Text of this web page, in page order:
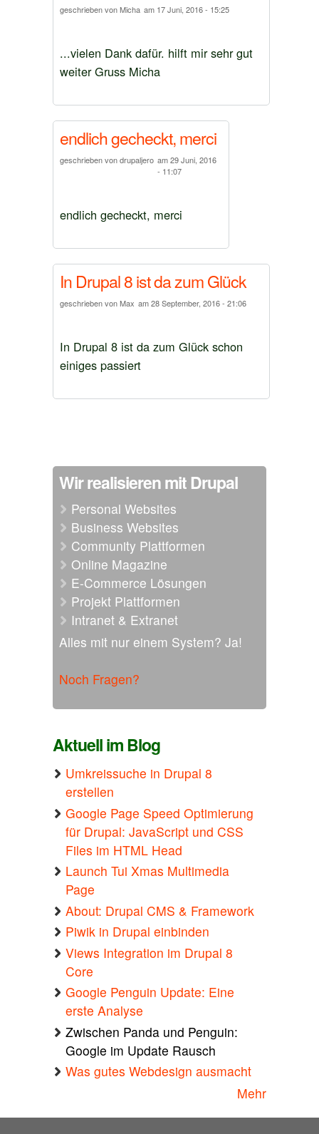
geschrieben vonMicha am 17 Juni, 2016 - 15:25
...vielen Dank dafür. hilft mir sehr gut
weiter Gruss Micha
endlich gecheckt, merci
geschrieben vondrupaljero am29 Juni, 2016
- 11:07
endlich gecheckt, merci
In Drupal 8 ist da zum Glück
geschrieben vonMax am28 September, 2016 - 21:06
In Drupal 8 ist da zum Glück schon
einiges passiert
Wir realisieren mit Drupal
Personal Websites
Business Websites
Community Plattformen
Online Magazine
E-Commerce Lösungen
Projekt Plattformen
Intranet & Extranet
Alles mit nur einem System? Ja!
Noch Fragen?
Aktuell im Blog
Umkreissuche in Drupal 8
erstellen
Google Page Speed Optimierung
für Drupal: JavaScript und CSS
Files im HTML Head
Launch Tui Xmas Multimedia
Page
About: Drupal CMS & Framework
Piwik in Drupal einbinden
Views Integration im Drupal 8
Core
Google Penguin Update: Eine
erste Analyse
Zwischen Panda und Penguin:
Google im Update Rausch
Was gutes Webdesign ausmacht
Mehr